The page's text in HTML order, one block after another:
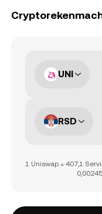
UNI
RSD
1 Uniswap = 407,1